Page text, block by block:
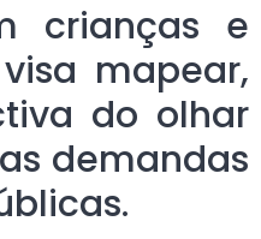
crianças e
mapear,
do olhar
demandas